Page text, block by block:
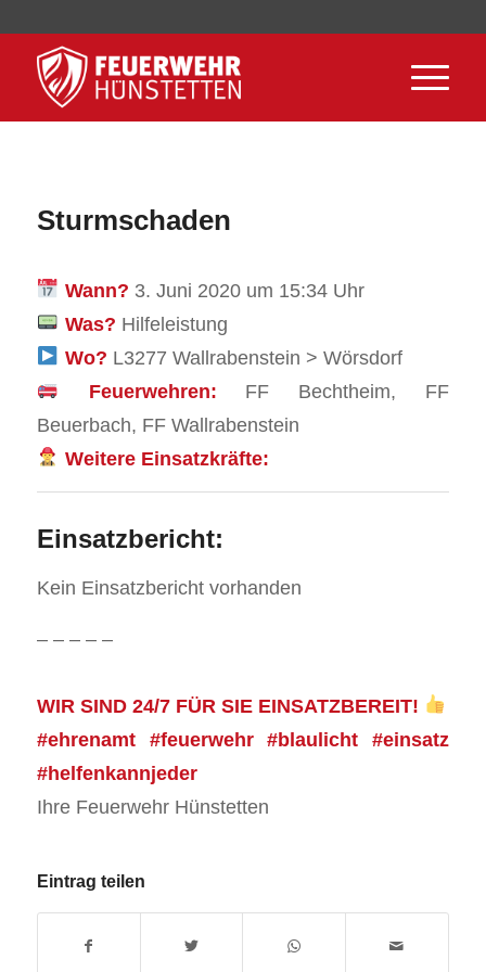
Sturmschaden
Wann? 3. Juni 2020 um 15:34 Uhr
Was? Hilfeleistung
Wo? L3277 Wallrabenstein > Wörsdorf
Feuerwehren: FF Bechtheim, FF
Beuerbach, FF Wallrabenstein
Weitere Einsatzkräfte:
Einsatzbericht:
Kein Einsatzbericht vorhanden
– – – – –
WIR SIND 24/7 FÜR SIE EINSATZBEREIT!
#ehrenamt #feuerwehr #blaulicht #einsatz
#helfenkannjeder
Ihre Feuerwehr Hünstetten
Eintrag teilen